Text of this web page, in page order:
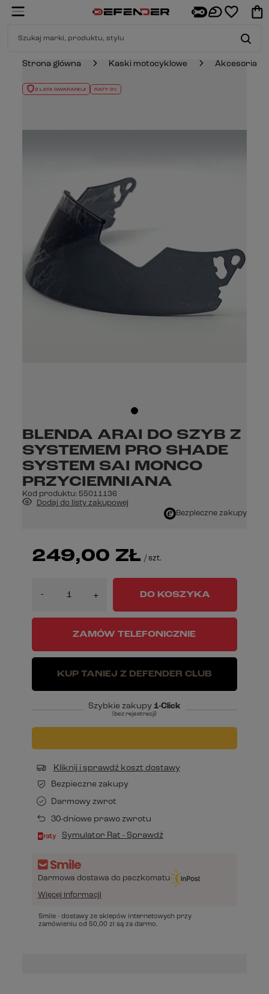
Strona główna Kaski motocyklowe Akcesoria
2 LATA GWARANCJI RATY 0%
BLENDA ARAI DO SZYB Z
SYSTEMEM PRO SHADE
SYSTEM SAI MONCO
PRZYCIEMNIANA
Kod produktu: 55011136
Dodaj do listy zakupowej
Bezpieczne zakupy
249,00 ZŁ / szt.
- + DO KOSZYKA
ZAMÓW TELEFONICZNIE
KUP TANIEJ Z DEFENDER CLUB
Szybkie zakupy 1-Click
(bez rejestracji)
Kliknij i sprawdź koszt dostawy
Bezpieczne zakupy
Darmowy zwrot
30-dniowe prawo zwrotu
Symulator Rat - Sprawdź
Darmowa dostawa do paczkomatu
Więcej informacji
Smile - dostawy ze sklepów internetowych przy
zamówieniu od 50,00 zł są za darmo.